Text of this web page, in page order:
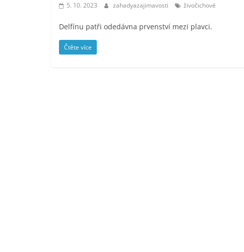
5. 10. 2023 zahadyazajimavosti živočichové
Delfínu patři odedávna prvenství mezi plavci.
Čtěte více